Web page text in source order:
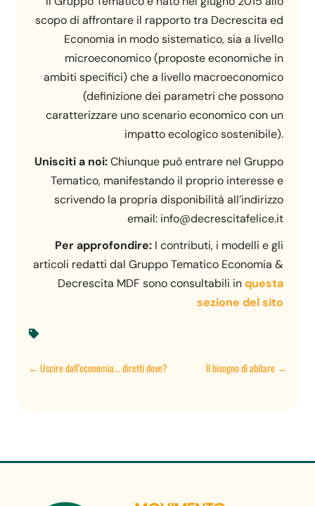
scopo di affrontare il rapporto tra Decrescita ed
Economia in modo sistematico, sia a livello
microeconomico (proposte economiche in
ambiti specifici) che a livello macroeconomico
(definizione dei parametri che possono
caratterizzare uno scenario economico con un
impatto ecologico sostenibile).
Unisciti a noi:Chiunque può entrare nel Gruppo
Tematico, manifestando il proprio interesse e
scrivendo la propria disponibilità all’indirizzo
email: info@decrescitafelice.it
Per approfondire: I contributi, i modelli e gli
articoli redatti dal Gruppo Tematico Economia &
Decrescita MDF sono consultabili inquesta
sezione del sito

←Uscire dall’economia... diretti dove? Il bisogno di abitare→